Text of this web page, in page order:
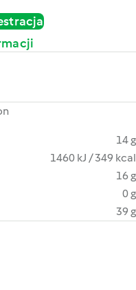
14 g
1460 kJ / 349 kcal
16 g
0 g
39 g